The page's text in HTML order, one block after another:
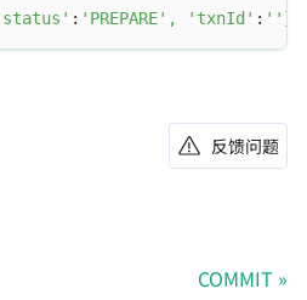
: 'PREPARE' , 'txnId' : '' }
反馈问题
COMMIT